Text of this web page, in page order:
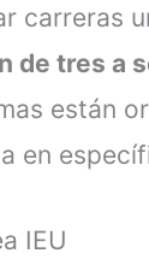
carreras
de tres a
están
en
IEU